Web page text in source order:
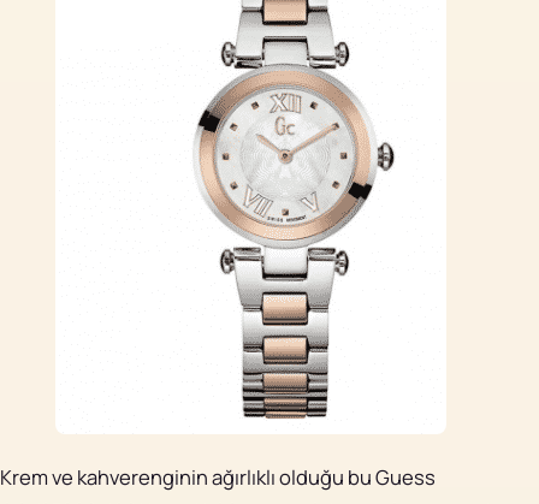
Krem ve kahverenginin ağırlıklı olduğu bu Guess